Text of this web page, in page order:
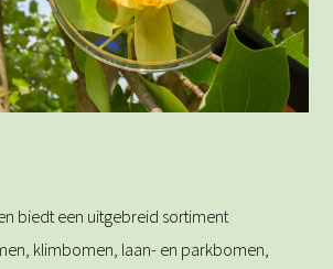
biedt een uitgebreid sortiment
klimbomen, laan- en parkbomen,